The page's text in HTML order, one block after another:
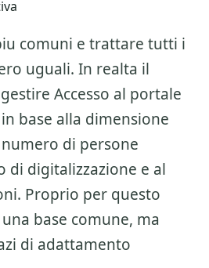
comuni e trattare tutti i
uguali. In realta il
Accesso al portale
base alla dimensione
di persone
di digitalizzazione e al
Proprio per questo
base comune, ma
di adattamento